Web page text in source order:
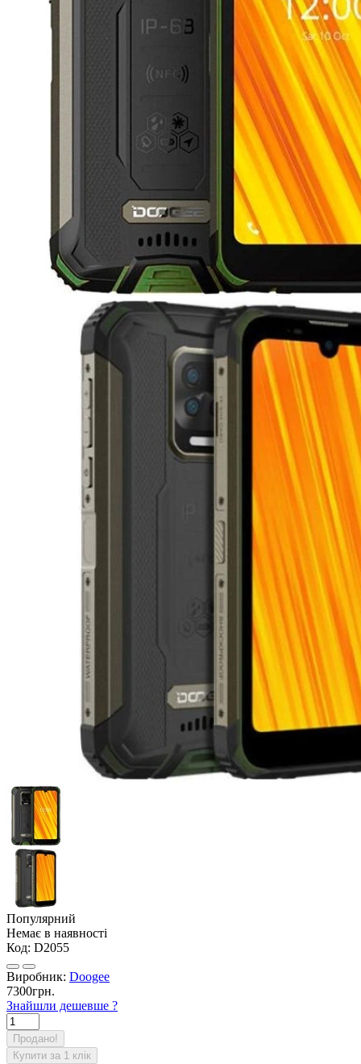
Популярний
Немає в наявності
Код: D2055
Виробник: Doogee
7300грн.
Знайшли дешевше ?
Продано!
Купити за 1 клiк